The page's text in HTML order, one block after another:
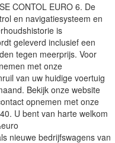
CONTOL EURO 6. De
en navigatiesysteem en
is
geleverd inclusief een
tegen meerprijs. Voor
met onze
van uw huidige voertuig
Bekijk onze website
opnemen met onze
U bent van harte welkom
nieuwe bedrijfswagens van